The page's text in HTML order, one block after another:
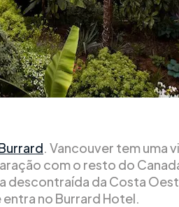
. Vancouver tem uma
com o resto do
descontraída da Costa
entra no Burrard Hotel.